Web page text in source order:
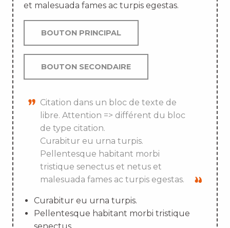
et malesuada fames ac turpis egestas.
BOUTON PRINCIPAL
BOUTON SECONDAIRE
Citation dans un bloc de texte de
libre. Attention => différent du bloc
de type citation.
Curabitur eu urna turpis.
Pellentesque habitant morbi
tristique senectus et netus et
malesuada fames ac turpis egestas.
Curabitur eu urna turpis.
Pellentesque habitant morbi tristique